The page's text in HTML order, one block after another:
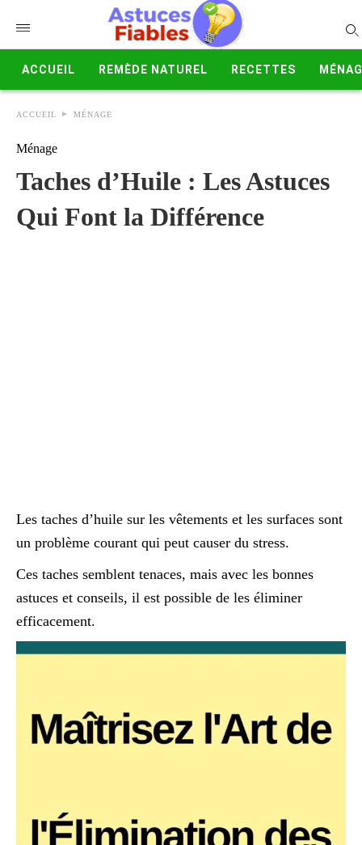
ACCUEIL REMÈDE NATUREL RECETTES
ACCUEIL MÉNAGE
Ménage
Taches d’Huile : Les Astuces
Qui Font la Différence
Les taches d’huile sur les vêtements et les surfaces sont
un problème courant qui peut causer du stress.
Ces taches semblent tenaces, mais avec les bonnes
astuces et conseils, il est possible de les éliminer
efficacement.